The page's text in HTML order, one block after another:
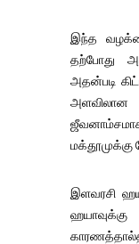
இந்த
தற்போது
அதன்படி
அளவிலான
மக்தூமுக்கு
இளவரசி